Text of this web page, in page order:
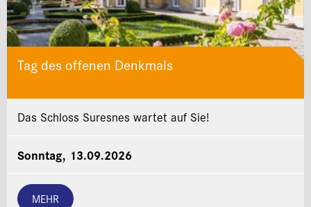
Tag des offenen Denkmals
Das Schloss Suresnes wartet auf Sie!
Sonntag, 13.09.2026
MEHR